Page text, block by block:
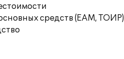
средств (EAM, ТОИР)